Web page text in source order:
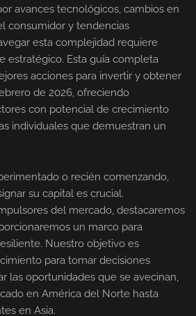
avances tecnológicos, cambios en
consumidor y tendencias
esta complejidad requiere
estratégico. Esta guía completa
acciones para invertir y obtener
de 2026, ofreciendo
con potencial de crecimiento
individuales que demuestran un
o recién comenzando,
su capital es crucial.
del mercado, destacaremos
un marco para
Nuestro objetivo es
para tomar decisiones
las oportunidades que se avecinan,
en América del Norte hasta
en Asia.